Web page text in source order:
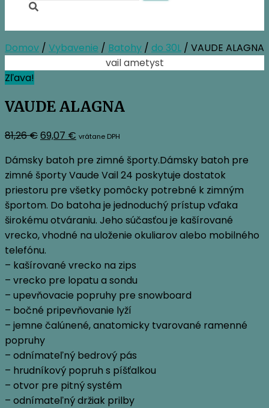
Domov / Vybavenie / Batohy / do 30L / VAUDE ALAGNA
Zľava!
VAUDE ALAGNA
81,26€Pôvodná
bola:
81,26 €.
69,07 € Aktuálna
je:
69,07 €.
vrátane DPH
Dámsky batoh pre zimné športy.Dámsky batoh pre
zimné športy Vaude Vail 24 poskytuje dostatok
priestoru pre všetky pomôcky potrebné k zimným
športom. Do batoha je jednoduchý prístup vďaka
širokému otváraniu. Jeho súčasťou je kašírované
vrecko, vhodné na uloženie okuliarov alebo mobilného
telefónu.
– kašírované vrecko na zips
– vrecko pre lopatu a sondu
– upevňovacie popruhy pre snowboard
– bočné pripevňovanie lyží
– jemne čalúnené, anatomicky tvarované ramenné
popruhy
– odnímateľný bedrový pás
– hrudníkový popruh s píšťalkou
– otvor pre pitný systém
– odnímateľný držiak prilby